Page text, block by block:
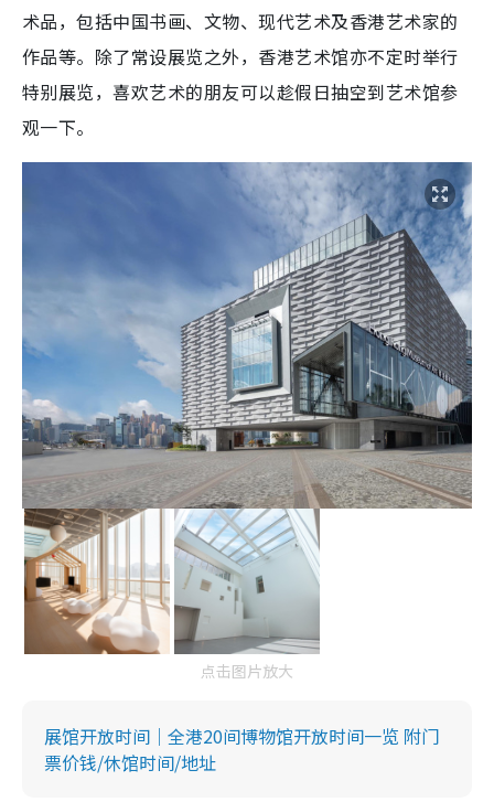
术品，包括中国书画、文物、现代艺术及香港艺术家的
作品等。除了常设展览之外，香港艺术馆亦不定时举行
特别展览，喜欢艺术的朋友可以趁假日抽空到艺术馆参
观一下。
点击图片放大
展馆开放时间｜全港20间博物馆开放时间一览 附门
票价钱/休馆时间/地址